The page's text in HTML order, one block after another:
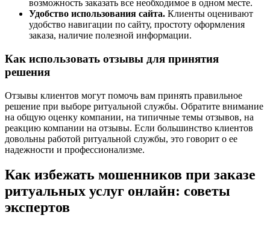
возможность заказать все необходимое в одном месте.
Удобство использования сайта. Клиенты оценивают
удобство навигации по сайту, простоту оформления
заказа, наличие полезной информации.
Как использовать отзывы для принятия
решения
Отзывы клиентов могут помочь вам принять правильное
решение при выборе ритуальной службы. Обратите внимание
на общую оценку компании, на типичные темы отзывов, на
реакцию компании на отзывы. Если большинство клиентов
довольны работой ритуальной службы, это говорит о ее
надежности и профессионализме.
Как избежать мошенников при заказе
ритуальных услуг онлайн: советы
экспертов